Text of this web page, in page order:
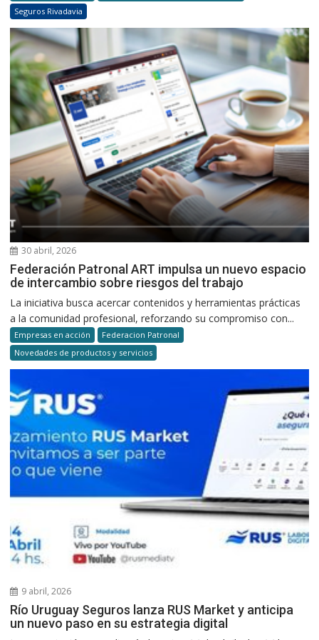
Seguros Rivadavia
30 abril, 2026
Federación Patronal ART impulsa un nuevo espacio
de intercambio sobre riesgos del trabajo
La iniciativa busca acercar contenidos y herramientas prácticas
a la comunidad profesional, reforzando su compromiso con...
Empresas en acción
Federacion Patronal
Novedades de productos y servicios
9 abril, 2026
Río Uruguay Seguros lanza RUS Market y anticipa
un nuevo paso en su estrategia digital